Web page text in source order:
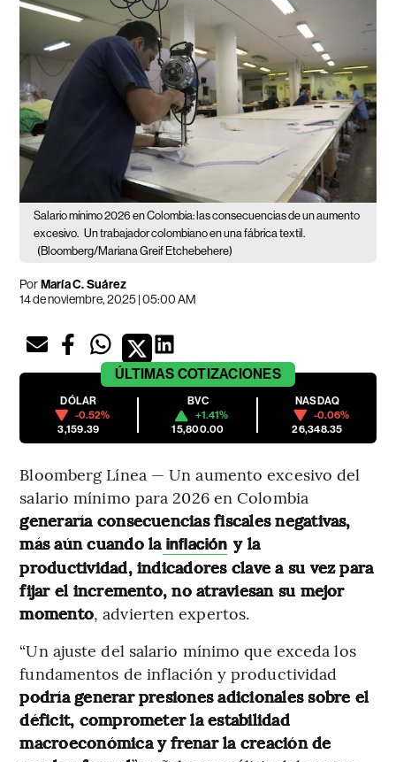
Salario mínimo 2026 en Colombia: las consecuencias de un aumento
excesivo. Un trabajador colombiano en una fábrica textil.
(Bloomberg/Mariana Greif Etchebehere)
PorMaría C. Suárez
14 de noviembre, 2025 | 05:00 AM
ÚLTIMAS COTIZACIONES
DÓLAR
-0.52%
3,159.39
BVC
+1.41%
15,800.00
NASDAQ
-0.06%
26,348.35
Bloomberg Línea — Un aumento excesivo del
salario mínimo para 2026 en Colombia
generaría consecuencias fiscales negativas,
más aún cuando la inflación y la
productividad, indicadores clave a su vez para
fijar el incremento, no atraviesan su mejor
momento, advierten expertos.
“Un ajuste del salario mínimo que exceda los
fundamentos de inflación y productividad
podría generar presiones adicionales sobre el
déficit, comprometer la estabilidad
macroeconómica y frenar la creación de